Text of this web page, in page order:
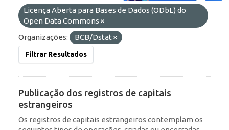
Licença Aberta para Bases de Dados (ODbL) do
Open Data Commons
Organizações:
BCB/Dstat
Filtrar Resultados
Publicação dos registros de capitais
estrangeiros
Os registros de capitais estrangeiros contemplam os